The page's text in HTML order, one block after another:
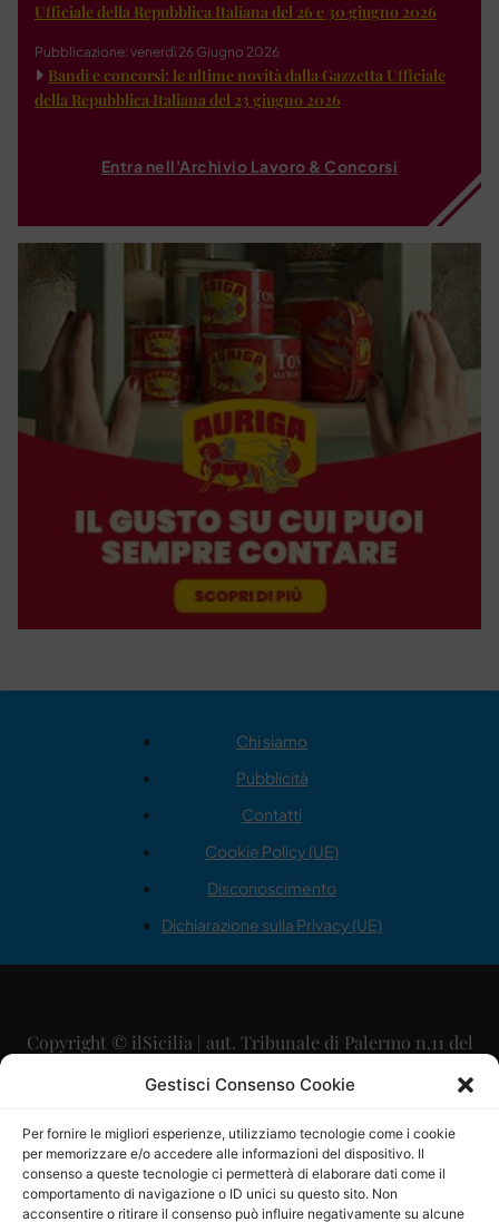
Gestisci Consenso Cookie
Per fornire le migliori esperienze, utilizziamo tecnologie come i cookie
per memorizzare e/o accedere alle informazioni del dispositivo. Il
consenso a queste tecnologie ci permetterà di elaborare dati come il
comportamento di navigazione o ID unici su questo sito. Non
acconsentire o ritirare il consenso può influire negativamente su alcune
Ufficiale della Repubblica Italiana del 26 e 30 giugno 2026
Pubblicazione: venerdì 26 Giugno 2026
Bandi e concorsi: le ultime novità dalla Gazzetta Ufficiale
della Repubblica Italiana del 23 giugno 2026
Entra nell'Archivio Lavoro & Concorsi
Chi siamo
Pubblicità
Contatti
Cookie Policy (UE)
Disconoscimento
Dichiarazione sulla Privacy (UE)
Copyright © ilSicilia | aut. Tribunale di Palermo n.11 del
29/09/2015
Direttore Editoriale: Maurizio Scaglione
Direttore Responsabile: Maria Calabrese